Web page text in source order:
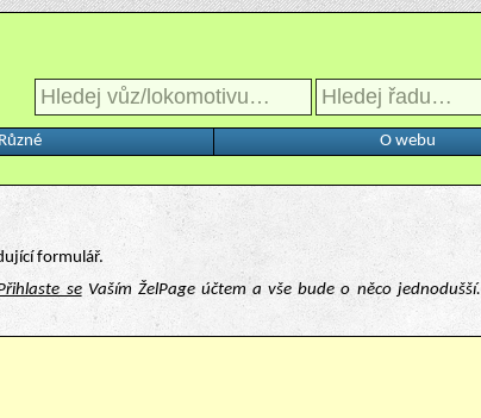
Různé O webu
formulář.
seVaším ŽelPage účtem a vše bude o něco jednodušší.